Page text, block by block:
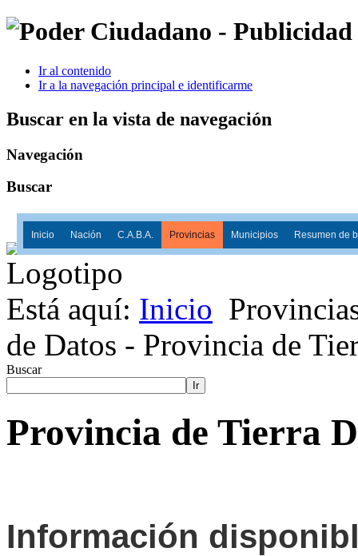
Ir al contenido
Ir a la navegación principal e identificarme
Buscar en la vista de navegación
Navegación
Buscar
Inicio Nación C.A.B.A. Provincias Municipios Resumen de
Está aquí: Inicio
de Datos - Provincia de
Buscar
Ir
Provincia de Tierra
Información